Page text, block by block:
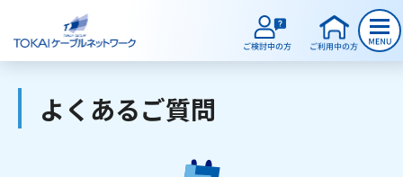
ご検討中のお客様
よくあるご質問